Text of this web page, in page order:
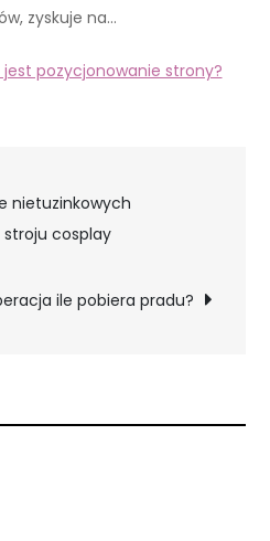
zyskuje na…
pozycjonowanie strony?
nietuzinkowych
cosplay
ile pobiera pradu?